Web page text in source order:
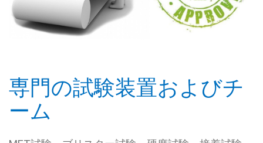
専門の試験装置およびチ
ーム